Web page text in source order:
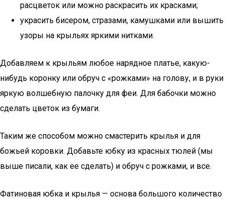
расцветок или можно раскрасить их красками;
украсить бисером, стразами, камушками или вышить
узоры на крыльях яркими нитками.
Добавляем к крыльям любое нарядное платье, какую-
нибудь коронку или обруч с «рожками» на голову, и в руки
яркую волшебную палочку для феи. Для бабочки можно
сделать цветок из бумаги.
Таким же способом можно смастерить крылья и для
божьей коровки. Добавьте юбку из красных тюлей (мы
выше писали, как ее сделать) и обруч с рожками, и все.
Фатиновая юбка и крылья — основа большого количество